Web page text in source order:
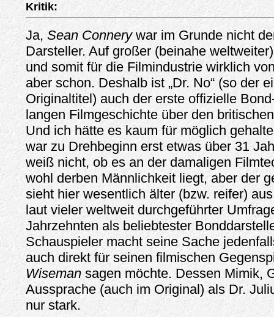
Kritik:
Ja, Sean Connerywar im Grunde nicht
Darsteller. Auf großer (beinahe
und somit für die Filmindustrie wirklich
aber schon. Deshalb ist „Dr. No“ (so der
Originaltitel) auch der erste offizielle
langen Filmgeschichte über den
Und ich hätte es kaum für möglich
war zu Drehbeginn erst etwas über 31
weiß nicht, ob es an der damaligen
wohl derben Männlichkeit liegt, aber der
sieht hier wesentlich älter (bzw. reifer)
laut vieler weltweit durchgeführter
Jahrzehnten als beliebtester
Schauspieler macht seine Sache
auch direkt für seinen filmischen
Wiseman sagen möchte. Dessen Mimik,
Aussprache (auch im Original) als Dr.
nur stark.